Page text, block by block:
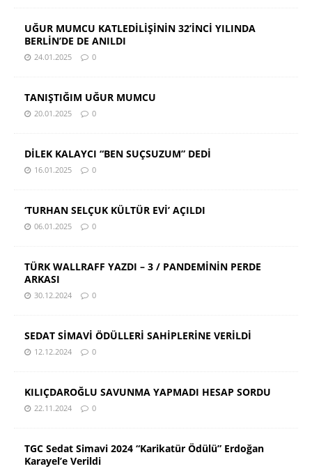
UĞUR MUMCU KATLEDİLİŞİNİN 32’İNCİ YILINDA
BERLİN’DE DE ANILDI
24.01.2025 0
TANIŞTIĞIM UĞUR MUMCU
20.01.2025 0
DİLEK KALAYCI “BEN SUÇSUZUM” DEDİ
16.01.2025 0
‘TURHAN SELÇUK KÜLTÜR EVİ’ AÇILDI
06.01.2025 0
TÜRK WALLRAFF YAZDI – 3 / PANDEMİNİN PERDE
ARKASI
30.12.2024 0
SEDAT SİMAVİ ÖDÜLLERİ SAHİPLERİNE VERİLDİ
12.12.2024 0
KILIÇDAROĞLU SAVUNMA YAPMADI HESAP SORDU
22.11.2024 0
TGC Sedat Simavi 2024 “Karikatür Ödülü” Erdoğan
Karayel’e Verildi